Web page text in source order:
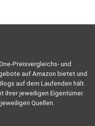
Preisvergleichs- und
auf Amazon bietet und
auf dem Laufenden hält.
ihrer jeweiligen Eigentümer.
Quellen.